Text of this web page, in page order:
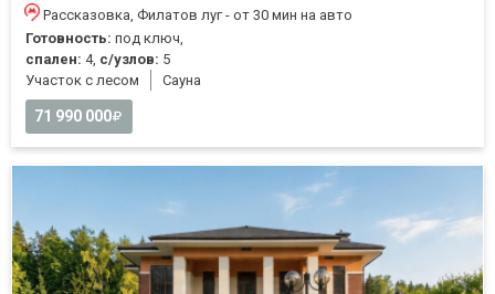
Рассказовка, Филатов луг - от 30 мин на авто
Готовность: под ключ,
спален: 4, с/узлов: 5
Участок с лесом
Cауна
71 990 000